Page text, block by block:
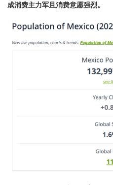
成消费主力军且消费意愿强烈。